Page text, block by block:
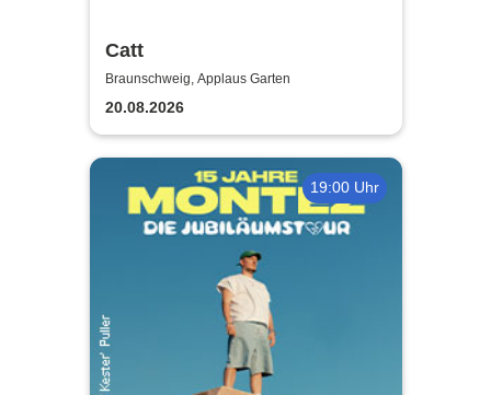
Catt
Braunschweig, Applaus Garten
20.08.2026
19:00 Uhr